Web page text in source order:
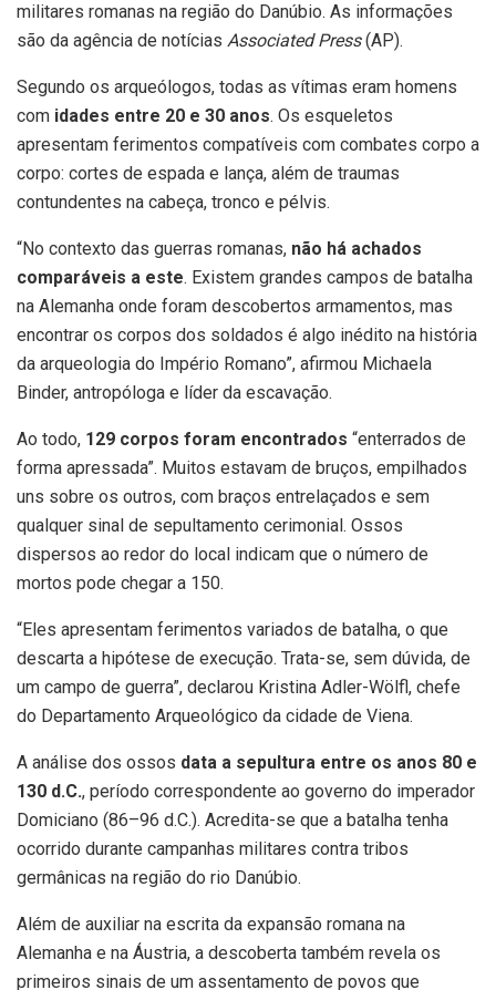
militares romanas na região do Danúbio. As informações
são da agência de notícias Associated Press(AP).
Segundo os arqueólogos, todas as vítimas eram homens
com idades entre 20 e 30 anos. Os esqueletos
apresentam ferimentos compatíveis com combates corpo a
corpo: cortes de espada e lança, além de traumas
contundentes na cabeça, tronco e pélvis.
“No contexto das guerras romanas, não há achados
comparáveis a este. Existem grandes campos de batalha
na Alemanha onde foram descobertos armamentos, mas
encontrar os corpos dos soldados é algo inédito na história
da arqueologia do Império Romano”, afirmou Michaela
Binder, antropóloga e líder da escavação.
Ao todo, 129 corpos foram encontrados “enterrados de
forma apressada”. Muitos estavam de bruços, empilhados
uns sobre os outros, com braços entrelaçados e sem
qualquer sinal de sepultamento cerimonial. Ossos
dispersos ao redor do local indicam que o número de
mortos pode chegar a 150.
“Eles apresentam ferimentos variados de batalha, o que
descarta a hipótese de execução. Trata-se, sem dúvida, de
um campo de guerra”, declarou Kristina Adler-Wölfl, chefe
do Departamento Arqueológico da cidade de Viena.
A análise dos ossos data a sepultura entre os anos 80 e
130 d.C., período correspondente ao governo do imperador
Domiciano (86–96 d.C.). Acredita-se que a batalha tenha
ocorrido durante campanhas militares contra tribos
germânicas na região do rio Danúbio.
Além de auxiliar na escrita da expansão romana na
Alemanha e na Áustria, a descoberta também revela os
primeiros sinais de um assentamento de povos que